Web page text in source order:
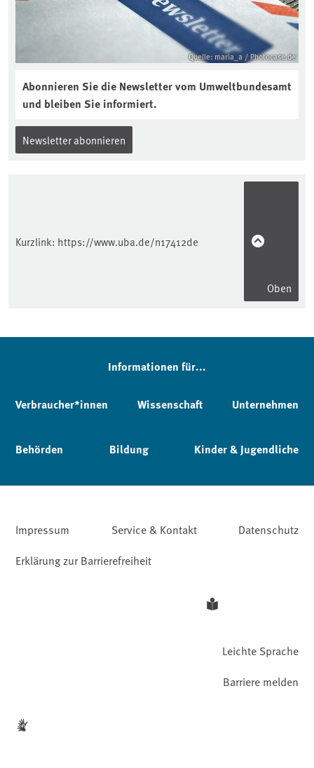
Quelle: maria_a / Photocase.de
Abonnieren Sie die Newsletter vom Umweltbundesamt
und bleiben Sie informiert.
Newsletter abonnieren
Kurzlink: https://www.uba.de/n17412de
Oben
Informationen für...
Verbraucher*innen Wissenschaft Unternehmen
Behörden Bildung Kinder & Jugendliche
Impressum Service & Kontakt
Datenschutz
Erklärung zur Barrierefreiheit
Leichte Sprache
Barriere melden